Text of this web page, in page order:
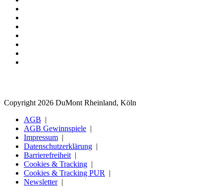
Copyright 2026 DuMont Rheinland, Köln
AGB
AGB Gewinnspiele
Impressum
Datenschutzerklärung
Barrierefreiheit
Cookies & Tracking
Cookies & Tracking PUR
Newsletter